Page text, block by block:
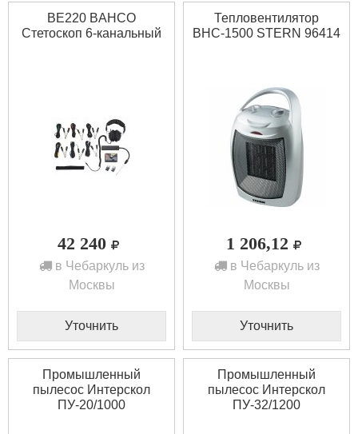
BE220 BAHCO
Стетоскоп 6-канальный
42 240
в Чебаркуль из
Москвы
Уточнить
Тепловентилятор
BHС-1500 STERN 96414
1 206,12
в Чебаркуль из
Москвы
Уточнить
Промышленный
пылесос Интерскол
ПУ-20/1000
Промышленный
пылесос Интерскол
ПУ-32/1200